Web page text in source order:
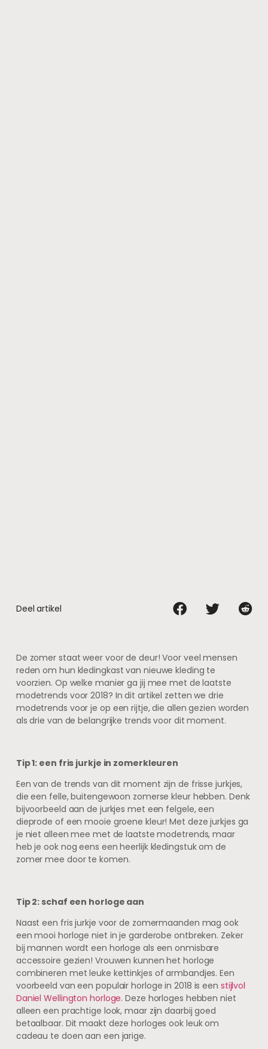
Deel artikel
De zomer staat weer voor de deur! Voor veel mensen
reden om hun kledingkast van nieuwe kleding te
voorzien. Op welke manier ga jij mee met de laatste
modetrends voor 2018? In dit artikel zetten we drie
modetrends voor je op een rijtje, die allen gezien worden
als drie van de belangrijke trends voor dit moment.
Tip 1: een fris jurkje in zomerkleuren
Een van de trends van dit moment zijn de frisse jurkjes,
die een felle, buitengewoon zomerse kleur hebben. Denk
bijvoorbeeld aan de jurkjes met een felgele, een
dieprode of een mooie groene kleur! Met deze jurkjes ga
je niet alleen mee met de laatste modetrends, maar
heb je ook nog eens een heerlijk kledingstuk om de
zomer mee door te komen.
Tip 2: schaf een horloge aan
Naast een fris jurkje voor de zomermaanden mag ook
een mooi horloge niet in je garderobe ontbreken. Zeker
bij mannen wordt een horloge als een onmisbare
accessoire gezien! Vrouwen kunnen het horloge
combineren met leuke kettinkjes of armbandjes. Een
voorbeeld van een populair horloge in 2018 is een stijlvol
Daniel Wellington horloge. Deze horloges hebben niet
alleen een prachtige look, maar zijn daarbij goed
betaalbaar. Dit maakt deze horloges ook leuk om
cadeau te doen aan een jarige.